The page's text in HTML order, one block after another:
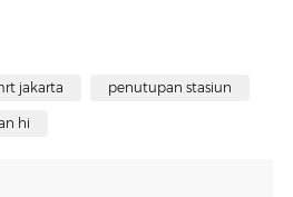
jakarta penutupan stasiun
hi